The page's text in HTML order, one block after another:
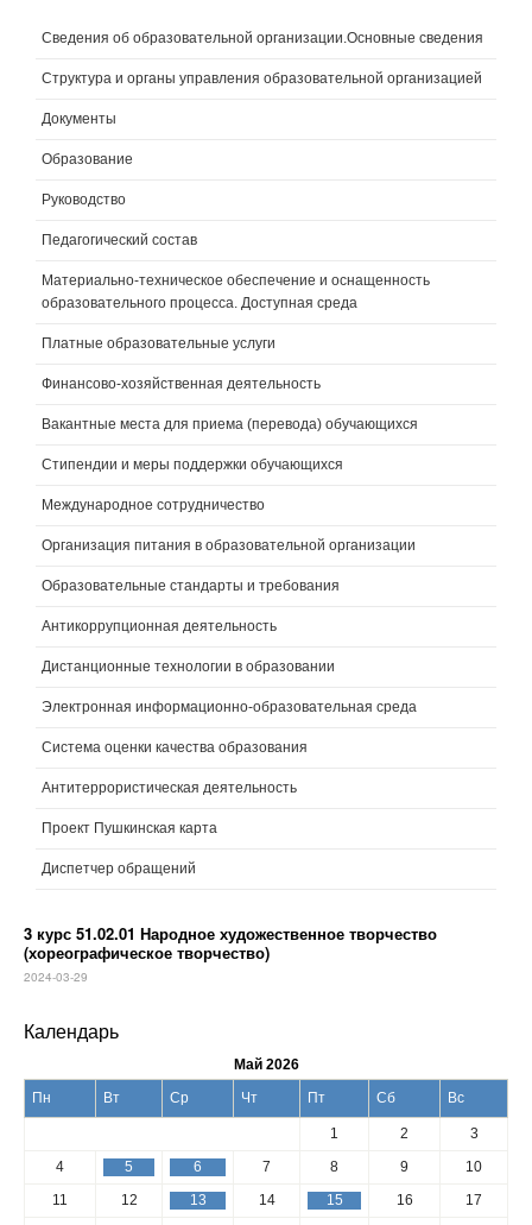
Сведения об образовательной организации.Основные сведения
Структура и органы управления образовательной организацией
Документы
Образование
Руководство
Педагогический состав
Материально-техническое обеспечение и оснащенность
образовательного процесса. Доступная среда
Платные образовательные услуги
Финансово-хозяйственная деятельность
Вакантные места для приема (перевода) обучающихся
Стипендии и меры поддержки обучающихся
Международное сотрудничество
Организация питания в образовательной организации
Образовательные стандарты и требования
Антикоррупционная деятельность
Дистанционные технологии в образовании
Электронная информационно-образовательная среда
Система оценки качества образования
Антитеррористическая деятельность
Проект Пушкинская карта
Диспетчер обращений
3 курс 51.02.01 Народное художественное творчество
(хореографическое творчество)
2024-03-29
Календарь
Май 2026
Пн
Вт Ср Чт Пт Сб Вс
1 2
3
4
5 6 7 8 9
10
11
12 13 14 15 16 17